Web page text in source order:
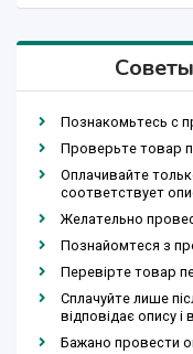
Познакомьтесь с
Проверьте товар
Оплачивайте
соответствует
Желательно
Познайомтеся з
Перевірте товар
Сплачуйте лише
відповідає опису
Бажано провести